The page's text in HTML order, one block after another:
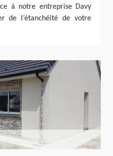
à notre entreprise Davy
de l’étanchéité de votre